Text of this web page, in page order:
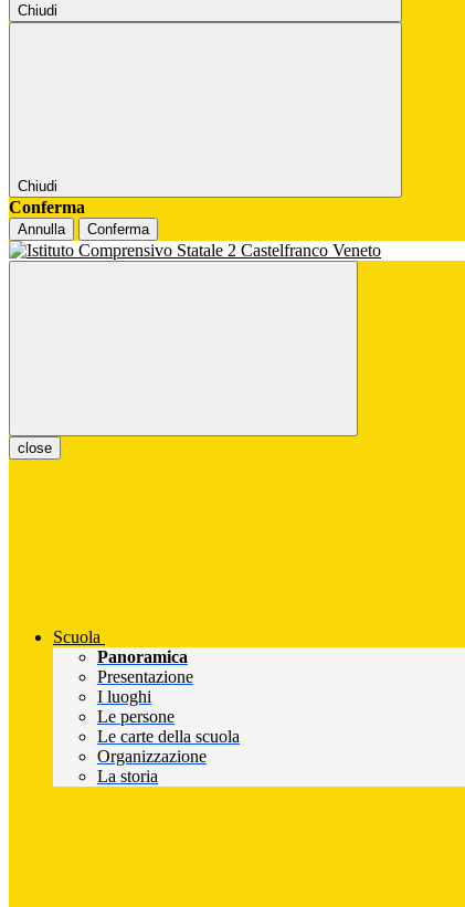
Chiudi
Chiudi
Conferma
Annulla Conferma
close
Scuola
Panoramica
Presentazione
I luoghi
Le persone
Le carte della scuola
Organizzazione
La storia